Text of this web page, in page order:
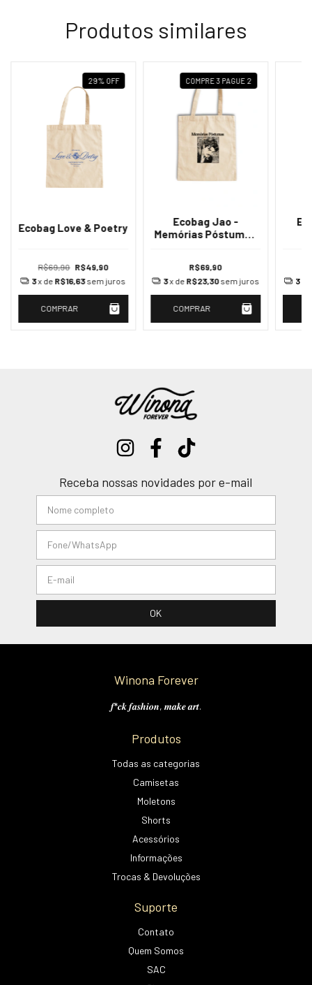
Produtos similares
29% OFF
Ecobag Love & Poetry
R$69,90 R$49,90
3x de R$16,63sem juros
COMPRAR
COMPRE 3 PAGUE 2
Ecobag Jao -
Memórias Póstumas
R$69,90
3x de R$23,30sem juros
COMPRAR
3
Receba nossas novidades por e-mail
Winona Forever
𝒇*𝒄𝒌 𝒇𝒂𝒔𝒉𝒊𝒐𝒏, 𝒎𝒂𝒌𝒆 𝒂𝒓𝒕.
Produtos
Todas as categorias
Camisetas
Moletons
Shorts
Acessórios
Informações
Trocas & Devoluções
Suporte
Contato
Quem Somos
SAC